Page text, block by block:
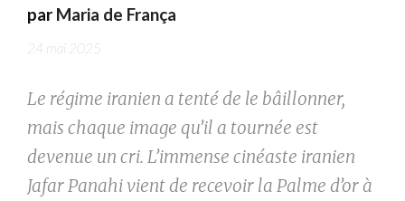
par Maria de França
24 mai 2025
Le régime iranien a tenté de le bâillonner,
mais chaque image qu’il a tournée est
devenue un cri. L’immense cinéaste iranien
Jafar Panahi vient de recevoir la Palme d’or à